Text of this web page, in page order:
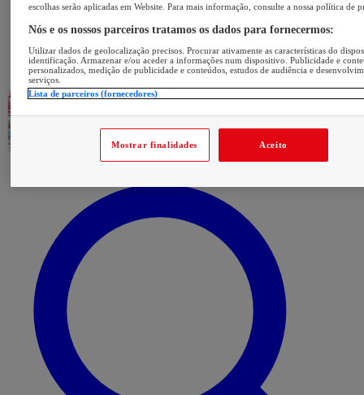
escolhas serão aplicadas em Website. Para mais informação, consulte a nossa política de
Nós e os nossos parceiros tratamos os dados para fornecermos:
Utilizar dados de geolocalização precisos. Procurar ativamente as características do
identificação. Armazenar e/ou aceder a informações num dispositivo. Publicidade e
personalizados, medição de publicidade e conteúdos, estudos de audiência e
serviços.
Lista de parceiros (fornecedores)
Mostrar finalidades Aceito